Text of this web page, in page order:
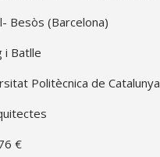
Besòs (Barcelona)
i Batlle
Politècnica de Catalunya
€